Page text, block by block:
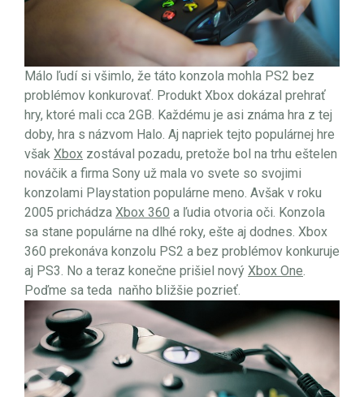
Málo ľudí si všimlo, že táto konzola mohla PS2 bez
problémov konkurovať. Produkt Xbox dokázal prehrať
hry, ktoré mali cca 2GB. Každému je asi známa hra z tej
doby, hra s názvom Halo. Aj napriek tejto populárnej hre
však Xbox zostával pozadu, pretože bol na trhu eštelen
nováčik a firma Sony už mala vo svete so svojimi
konzolami Playstation populárne meno. Avšak v roku
2005 prichádza Xbox 360 a ľudia otvoria oči. Konzola
sa stane populárne na dlhé roky, ešte aj dodnes. Xbox
360 prekonáva konzolu PS2 a bez problémov konkuruje
aj PS3. No a teraz konečne prišiel nový Xbox One.
Poďme sa teda naňho bližšie pozrieť.